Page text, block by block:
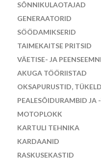
SÕNNIKULAOTAJAD
GENERAATORID
SÖÖDAMIKSERID
TAIMEKAITSE PRITSID
VÄETISE- JA
AKUGA TÖÖRIISTAD
OKSAPURUSTID,
PEALESÕIDURAMBID JA
MOTOPLOKK
KARTULI TEHNIKA
KARDAANID
RASKUSEKASTID